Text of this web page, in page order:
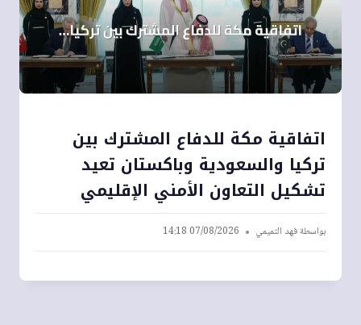
اتفاقية مكة للدفاع المشترك بين
تركيا والسعودية وباكستان تعيد
تشكيل التعاون الأمني الإقليمي
بواسطةفهد التميمي 07/08/2026 14:18